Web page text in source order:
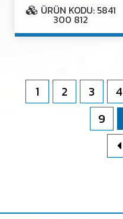
ÜRÜN KODU: 5841
300 812
1 2 3 4
9